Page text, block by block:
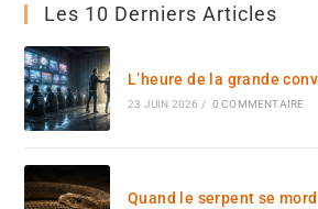
Les 10 Derniers Articles
L’heure de la grande
23 JUIN 2026 / 0 COMMENTAIRE
Quand le serpent se